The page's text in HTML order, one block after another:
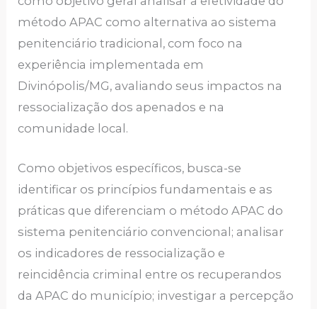
método APAC como alternativa ao sistema
penitenciário tradicional, com foco na
experiência implementada em
Divinópolis/MG, avaliando seus impactos na
ressocialização dos apenados e na
comunidade local.
Como objetivos específicos, busca-se
identificar os princípios fundamentais e as
práticas que diferenciam o método APAC do
sistema penitenciário convencional; analisar
os indicadores de ressocialização e
reincidência criminal entre os recuperandos
da APAC do município; investigar a percepção